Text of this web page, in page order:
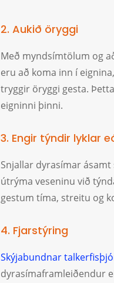
2. Aukið öryggi
Með myndsímtölum og
eru að koma inn í
tryggir öryggi gesta.
eigninni þinni.
3. Engir týndir lyklar
Snjallar dyrasímar
útrýma veseninu við
gestum tíma, streitu og
4. Fjarstýring
Skýjabundnar
dyrasímaframleiðendur